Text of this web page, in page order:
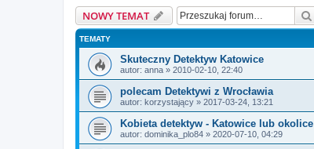
NOWY TEMAT
TEMATY
Skuteczny Detektyw Katowice
autor: anna » 2010-02-10, 22:40
polecam Detektywi z Wrocławia
autor: korzystający » 2017-03-24, 13:21
Kobieta detektyw - Katowice lub okolice
autor: dominika_plo84 » 2020-07-10, 04:29